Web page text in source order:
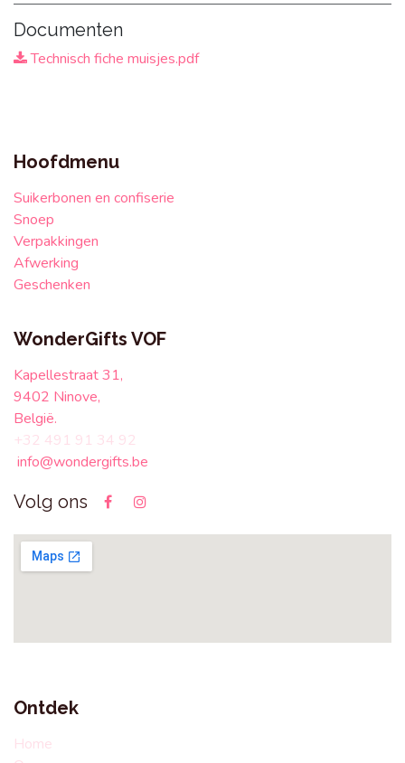
Documenten
Technisch fiche muisjes.pdf
Hoofdmenu
Suikerbonen en confiserie
Snoep
Verpakkingen
Afwerking
Geschenken
WonderGifts VOF
Kapellestraat 31,
9402 Ninove,
België.
+32 491 91 34 92
info@wondergifts.be
Volg ons
Ontdek
Home